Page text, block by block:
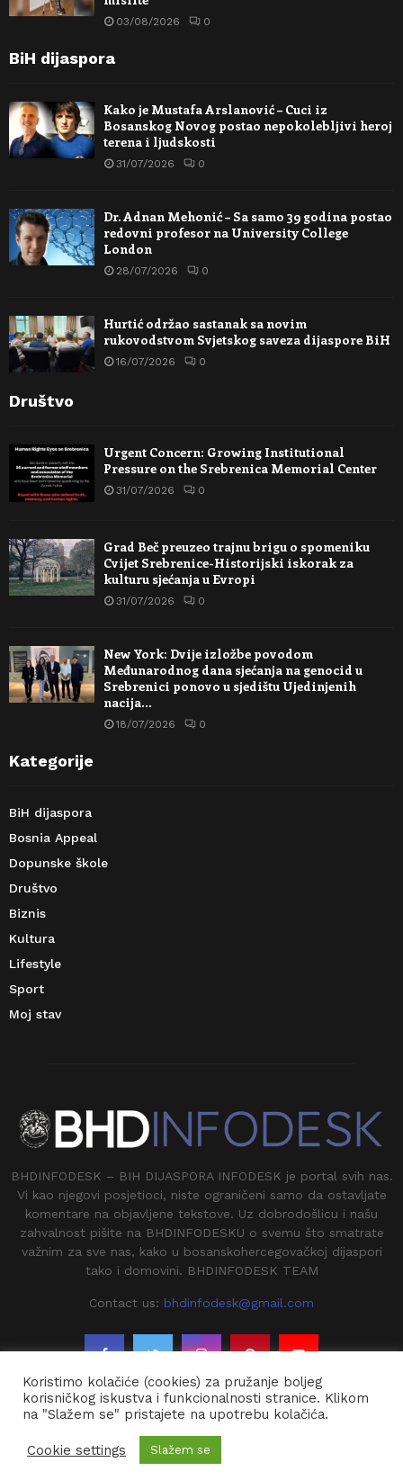
03/08/2026 0
BiH dijaspora
Kako je Mustafa Arslanović – Cuci iz
Bosanskog Novog postao nepokolebljivi heroj
terena i ljudskosti
31/07/2026 0
Dr. Adnan Mehonić – Sa samo 39 godina postao
redovni profesor na University College
London
28/07/2026 0
Hurtić održao sastanak sa novim
rukovodstvom Svjetskog saveza dijaspore BiH
16/07/2026 0
Društvo
Urgent Concern: Growing Institutional
Pressure on the Srebrenica Memorial Center
31/07/2026 0
Grad Beč preuzeo trajnu brigu o spomeniku
Cvijet Srebrenice-Historijski iskorak za
kulturu sjećanja u Evropi
31/07/2026 0
New York: Dvije izložbe povodom
Međunarodnog dana sjećanja na genocid u
Srebrenici ponovo u sjedištu Ujedinjenih
nacija…
18/07/2026 0
Kategorije
BiH dijaspora
Bosnia Appeal
Dopunske škole
Društvo
Biznis
Kultura
Lifestyle
Sport
Moj stav
BHDINFODESK – BIH DIJASPORA INFODESK je portal svih nas.
Vi kao njegovi posjetioci, niste ograničeni samo da ostavljate
komentare na objavljene tekstove. Uz dobrodošlicu i našu
zahvalnost pišite na BHDINFODESKU o svemu što smatrate
važnim za sve nas, kako u bosanskohercegovačkoj dijaspori
tako i domovini. BHDINFODESK TEAM
Contact us: bhdinfodesk@gmail.com
@2020 - BHDINFODESK. All Right Reserved.
Koristimo kolačiće (cookies) za pružanje boljeg
korisničkog iskustva i funkcionalnosti stranice. Klikom
na "Slažem se" pristajete na upotrebu kolačića.
Cookie settings Slažem se